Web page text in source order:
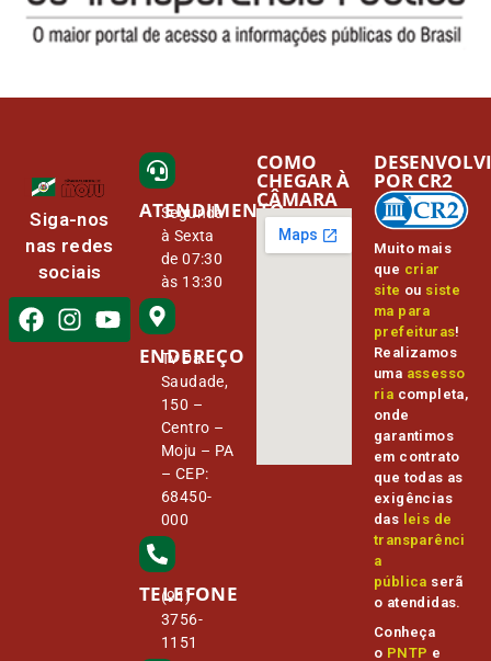
Siga-nos
nas redes
sociais
ATENDIMENTO
Segunda
à Sexta
de 07:30
às 13:30
ENDEREÇO
Tv Da
Saudade,
150 –
Centro –
Moju – PA
– CEP:
68450-
000
TELEFONE
(91)
3756-
1151
COMO
CHEGAR À
CÂMARA
Muito mais
que criar
site ou siste
ma para
prefeituras!
Realizamos
uma assesso
ria completa,
onde
garantimos
em contrato
que todas as
exigências
das leis de
transparênci
a
pública serã
o atendidas.
Conheça
o PNTP e
POR CR2